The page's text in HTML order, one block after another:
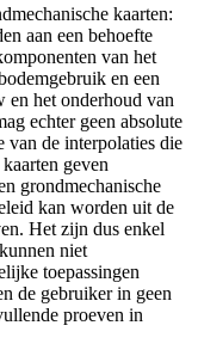
kaarten:
aan een behoefte
van het
en een
en het onderhoud van
echter geen absolute
de interpolaties die
geven
grondmechanische
kan worden uit de
Het zijn dus enkel
niet
toepassingen
de gebruiker in geen
proeven in